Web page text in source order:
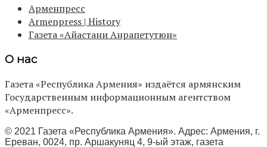
Арменпресс
Armenpress | History
Газета «Айастани Анрапетутюн»
О нас
Газета «Республика Армения» издаётся армянским
Государственным информационным агентством
«Арменпресс».
© 2021 Газета «Республика Армения». Адрес: Армения, г.
Ереван, 0024, пр. Аршакуняц 4, 9-ый этаж, газета